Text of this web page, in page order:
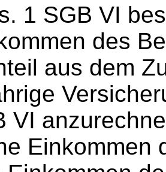
1 SGB VI
des
aus dem
VI
Einkommen